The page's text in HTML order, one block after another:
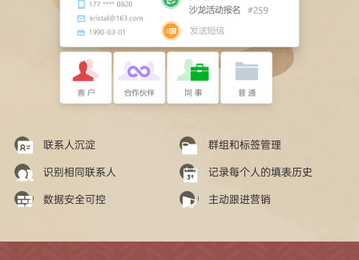
联系人沉淀
群组和标签管理
识别相同联系人
记录每个人的填表历史
数据安全可控
主动跟进营销